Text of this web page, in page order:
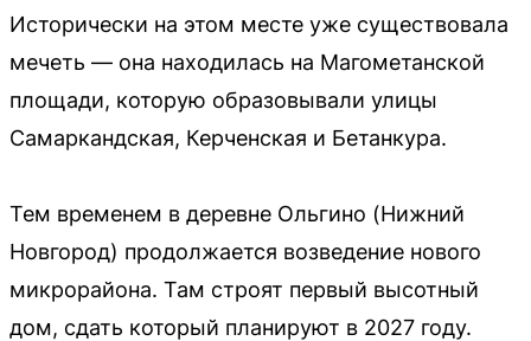
Исторически на этом месте уже существовала
мечеть — она находилась на Магометанской
площади, которую образовывали улицы
Самаркандская, Керченская и Бетанкура.
Тем временем в деревне Ольгино (Нижний
Новгород) продолжается возведение нового
микрорайона. Там строят первый высотный
дом, сдать который планируют в 2027 году.